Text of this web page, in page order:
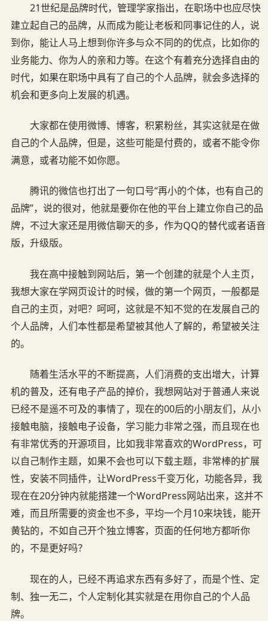
21世纪是品牌时代，管理学家指出，在职场中也应尽快
建立起自己的品牌，从而成为能让老板和同事记住的人，说
到你，能让人马上想到你许多与众不同的的优点，比如你的
业务能力、你为人的亲和力等。在这个有着充分选择自由的
时代，如果在职场中具有了自己的个人品牌，就会多选择的
机会和更多向上发展的机遇。
大家都在使用微博、博客，积累粉丝，其实这就是在做
自己的个人品牌，但是，这些可能是付费的，或者不能令你
满意，或者功能不如你愿。
腾讯的微信也打出了一句口号“再小的个体，也有自己的
品牌”，说的很对，他就是要你在他的平台上建立你自己的品
牌，不过大家还是用微信聊天的多，作为QQ的替代或者语音
版，升级版。
我在高中接触到网站后，第一个创建的就是个人主页，
我想大家在学网页设计的时候，做的第一个网页，一般都是
自己的主页，对吧？呵呵，这就是不知不觉的在发展自己的
个人品牌，人们本性都是希望被其他人了解的，希望被关注
的。
随着生活水平的不断提高，人们消费的支出增大，计算
机的普及，还有电子产品的掉价，我想网站对于普通人来说
已经不是遥不可及的事情了，现在的00后的小朋友们，从小
接触电脑，接触电子设备，学习能力非常之强，而且现在也
有非常优秀的开源项目，比如我非常喜欢的WordPress，可
以自己制作主题，如果不会也可以下载主题，非常棒的扩展
性，安装不同插件，让WordPress千变万化，功能各异，我
现在在20分钟内就能搭建一个WordPress网站出来，这并不
难，而且所需要的资金也不多，平均一个月10来块钱，能开
黄钻的，不如自己开个独立博客，页面的任何地方都听你
的，不是更好吗？
现在的人，已经不再追求东西有多好了，而是个性、定
制、独一无二，个人定制化其实就是在用你自己的个人品
牌。